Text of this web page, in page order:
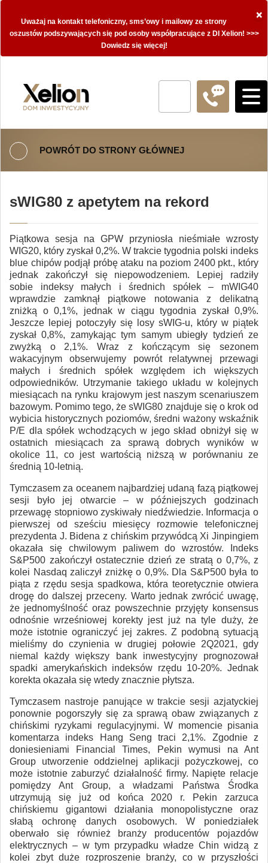
×
Uważaj na kontakt telefoniczny, sms’owy i mailowy ze strony
oszustów podszywających się pod osoby współpracujące z DI Xelion! >>>
Dowiedz się więcej!
POWRÓT DO STRONY GŁÓWNEJ
sWIG80 z apetytem na rekord
Piątkowa sesja na GPW przyniosła nieśmiałe wzrosty
WIG20, który zyskał 0,2%. W trakcie tygodnia polski indeks
blue chipów podjął próbę ataku na poziom 2400 pkt., który
jednak zakończył się niepowodzeniem. Lepiej radziły
sobie indeksy małych i średnich spółek – mWIG40
wprawdzie zamknął piątkowe notowania z delikatną
zniżką o 0,1%, jednak w ciągu tygodnia zyskał 0,9%.
Jeszcze lepiej potoczyły się losy sWIG-u, który w piątek
zyskał 0,8%, zamykając tym samym ubiegły tydzień ze
zwyżką o 2,1%. Wraz z kończącym się sezonem
wakacyjnym obserwujemy powrót relatywnej przewagi
małych i średnich spółek względem ich większych
odpowiedników. Utrzymanie takiego układu w kolejnych
miesiącach na rynku krajowym jest naszym scenariuszem
bazowym. Pomimo tego, że sWIG80 znajduje się o krok od
wybicia historycznych poziomów, średni ważony wskaźnik
P/E dla spółek wchodzących w jego skład obniżył się w
ostatnich miesiącach za sprawą dobrych wyników w
okolice 11, co jest wartością niższą w porównaniu ze
średnią 10-letnią.
Tymczasem za oceanem najbardziej udaną fazą piątkowej
sesji było jej otwarcie – w późniejszych godzinach
przewagę stopniowo zyskiwały niedźwiedzie. Informacja o
pierwszej od sześciu miesięcy rozmowie telefonicznej
prezydenta J. Bidena z chińskim przywódcą Xi Jinpingiem
okazała się chwilowym paliwem do wzrostów. Indeks
S&P500 zakończył ostatecznie dzień ze stratą o 0,7%, z
kolei Nasdaq zaliczył zniżkę o 0,9%. Dla S&P500 była to
piąta z rzędu sesja spadkowa, która teoretycznie otwiera
drogę do dalszej przeceny. Warto jednak zwrócić uwagę,
że jednomyślność oraz powszechnie przyjęty konsensus
odnośnie wrześniowej korekty jest już na tyle duży, że
może istotnie ograniczyć jej zakres. Z podobną sytuacją
mieliśmy do czynienia w drugiej połowie 2Q2021, gdy
niemal każdy większy bank inwestycyjny prognozował
spadki amerykańskich indeksów rzędu 10-20%. Jednak
korekta okazała się wtedy znacznie płytsza.
Tymczasem nastroje panujące w trakcie sesji azjatyckiej
ponownie pogorszyły się za sprawą obaw związanych z
chińskimi ryzykami regulacyjnymi. W momencie pisania
komentarza indeks Hang Seng traci 2,1%. Zgodnie z
doniesieniami Financial Times, Pekin wymusi na Ant
Group utworzenie oddzielnej aplikacji pożyczkowej, co
może istotnie zaburzyć działalność firmy. Napięte relacje
pomiędzy Ant Group, a władzami Państwa Środka
utrzymują się już od końca 2020 r. Pekin zarzuca
chińskiemu gigantowi działania monopolistyczne oraz
słabą ochronę danych osobowych. W poniedziałek
oberwało się również branży producentów pojazdów
elektrycznych – w tym przypadku władze Chin widzą z
kolei zbyt duże rozproszenie branży, co w przyszłości